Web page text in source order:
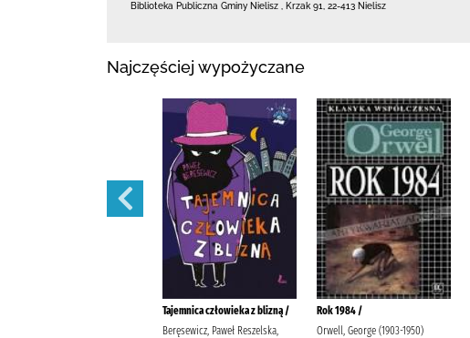
Biblioteka Publiczna Gminy Nielisz Krzak 91 22-413 Nielisz
Najczęściej wypożyczane
Tajemnica człowieka z blizną /
Beręsewicz, Paweł Reszelska,
Rok 1984 /
Orwell, George (1903-1950)